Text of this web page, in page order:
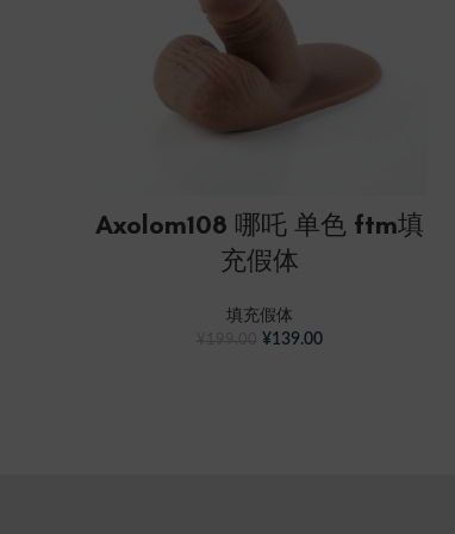
Axolom108 哪吒 单色 ftm填
充假体
填充假体
¥139.00